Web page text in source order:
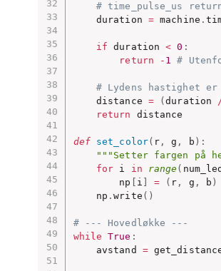
# time_pulse_us
    duration
= machine .
if duration < 0 :
return
- 1 #
# Lydens hastighet
    distance
= (duration
return
distance
def set_color( r , g , b ) :
"""Setter fargen på
for i in range(
        np
i = ( r , g , b )
    np
.write ( )
# --- Hovedløkke ---
while
True :
    avstand
=